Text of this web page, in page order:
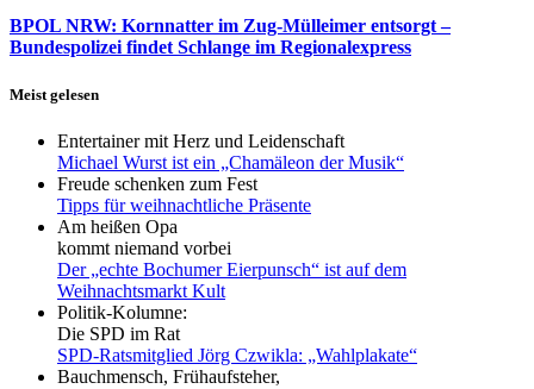
BPOL NRW: Kornnatter im Zug-Mülleimer entsorgt –
Bundespolizei findet Schlange im Regionalexpress
Meist gelesen
Entertainer mit Herz und Leidenschaft
Michael Wurst ist ein „Chamäleon der Musik“
Freude schenken zum Fest
Tipps für weihnachtliche Präsente
Am heißen Opa
kommt niemand vorbei
Der „echte Bochumer Eierpunsch“ ist auf dem
Weihnachtsmarkt Kult
Politik-Kolumne:
Die SPD im Rat
SPD-Ratsmitglied Jörg Czwikla: „Wahlplakate“
Bauchmensch, Frühaufsteher,